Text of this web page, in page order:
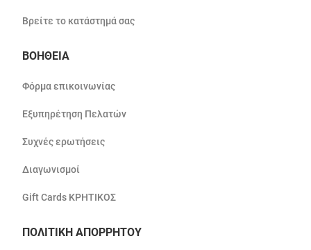
Βρείτε το κατάστημά σας
ΒΟΗΘΕΙΑ
Φόρμα επικοινωνίας
Εξυπηρέτηση Πελατών
Συχνές ερωτήσεις
Διαγωνισμοί
Gift Cards ΚΡΗΤΙΚΟΣ
ΠΟΛΙΤΙΚΗ ΑΠΟΡΡΗΤΟΥ